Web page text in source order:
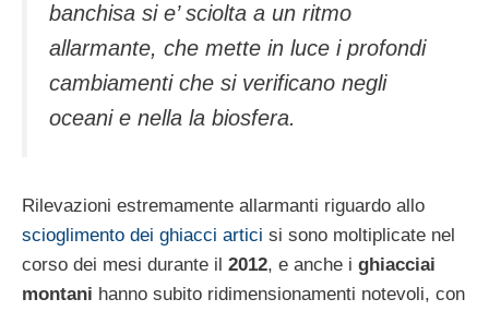
banchisa si e’ sciolta a un ritmo
allarmante, che mette in luce i profondi
cambiamenti che si verificano negli
oceani e nella la biosfera.
Rilevazioni estremamente allarmanti riguardo allo
scioglimento dei ghiacci artici si sono moltiplicate nel
corso dei mesi durante il 2012, e anche i ghiacciai
montani hanno subito ridimensionamenti notevoli, con